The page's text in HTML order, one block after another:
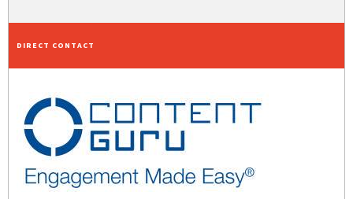
DIRECT CONTACT